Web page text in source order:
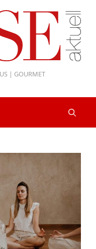
| GOURMET